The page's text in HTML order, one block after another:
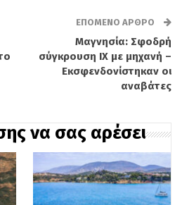
ΕΠΌΜΕΝΟ ΆΡΘΡΟ
Μαγνησία: Σφοδρή
σύγκρουση ΙΧ με μηχανή –
Εκσφενδονίστηκαν οι
αναβάτες
να σας αρέσει